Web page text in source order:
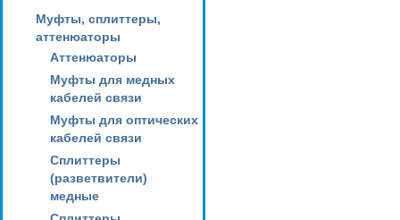
Муфты, сплиттеры,
аттенюаторы
Аттенюаторы
Муфты для медных
кабелей связи
Муфты для оптических
кабелей связи
Сплиттеры
(разветвители)
медные